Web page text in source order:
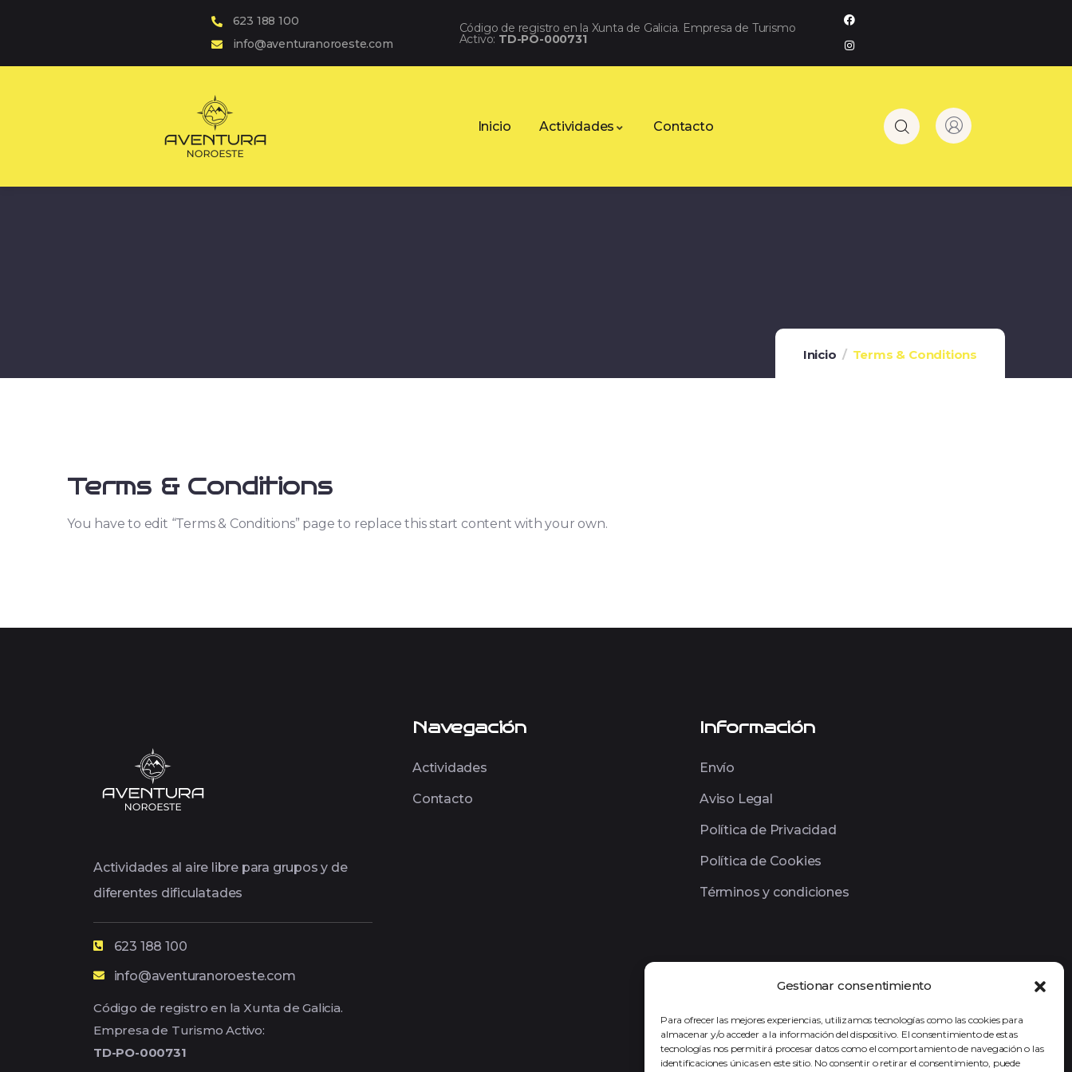
Gestionar consentimiento
Para ofrecer las mejores experiencias, utilizamos tecnologías como las cookies para
almacenar y/o acceder a la información del dispositivo. El consentimiento de estas
tecnologías nos permitirá procesar datos como el comportamiento de navegación o las
identificaciones únicas en este sitio. No consentir o retirar el consentimiento, puede
623 188 100
info@aventuranoroeste.com
Código de registro en la Xunta de Galicia. Empresa de Turismo
Activo: TD-PO-000731
Inicio Actividades Contacto
Inicio Terms & Conditions
Terms & Conditions
You have to edit “Terms & Conditions” page to replace this start content with your own.
Actividades al aire libre para grupos y de
diferentes dificulatades
623 188 100
info@aventuranoroeste.com
Código de registro en la Xunta de Galicia.
Empresa de Turismo Activo:
TD-PO-000731
Navegación
Actividades
Contacto
Información
Envío
Aviso Legal
Política de Privacidad
Política de Cookies
Términos y condiciones